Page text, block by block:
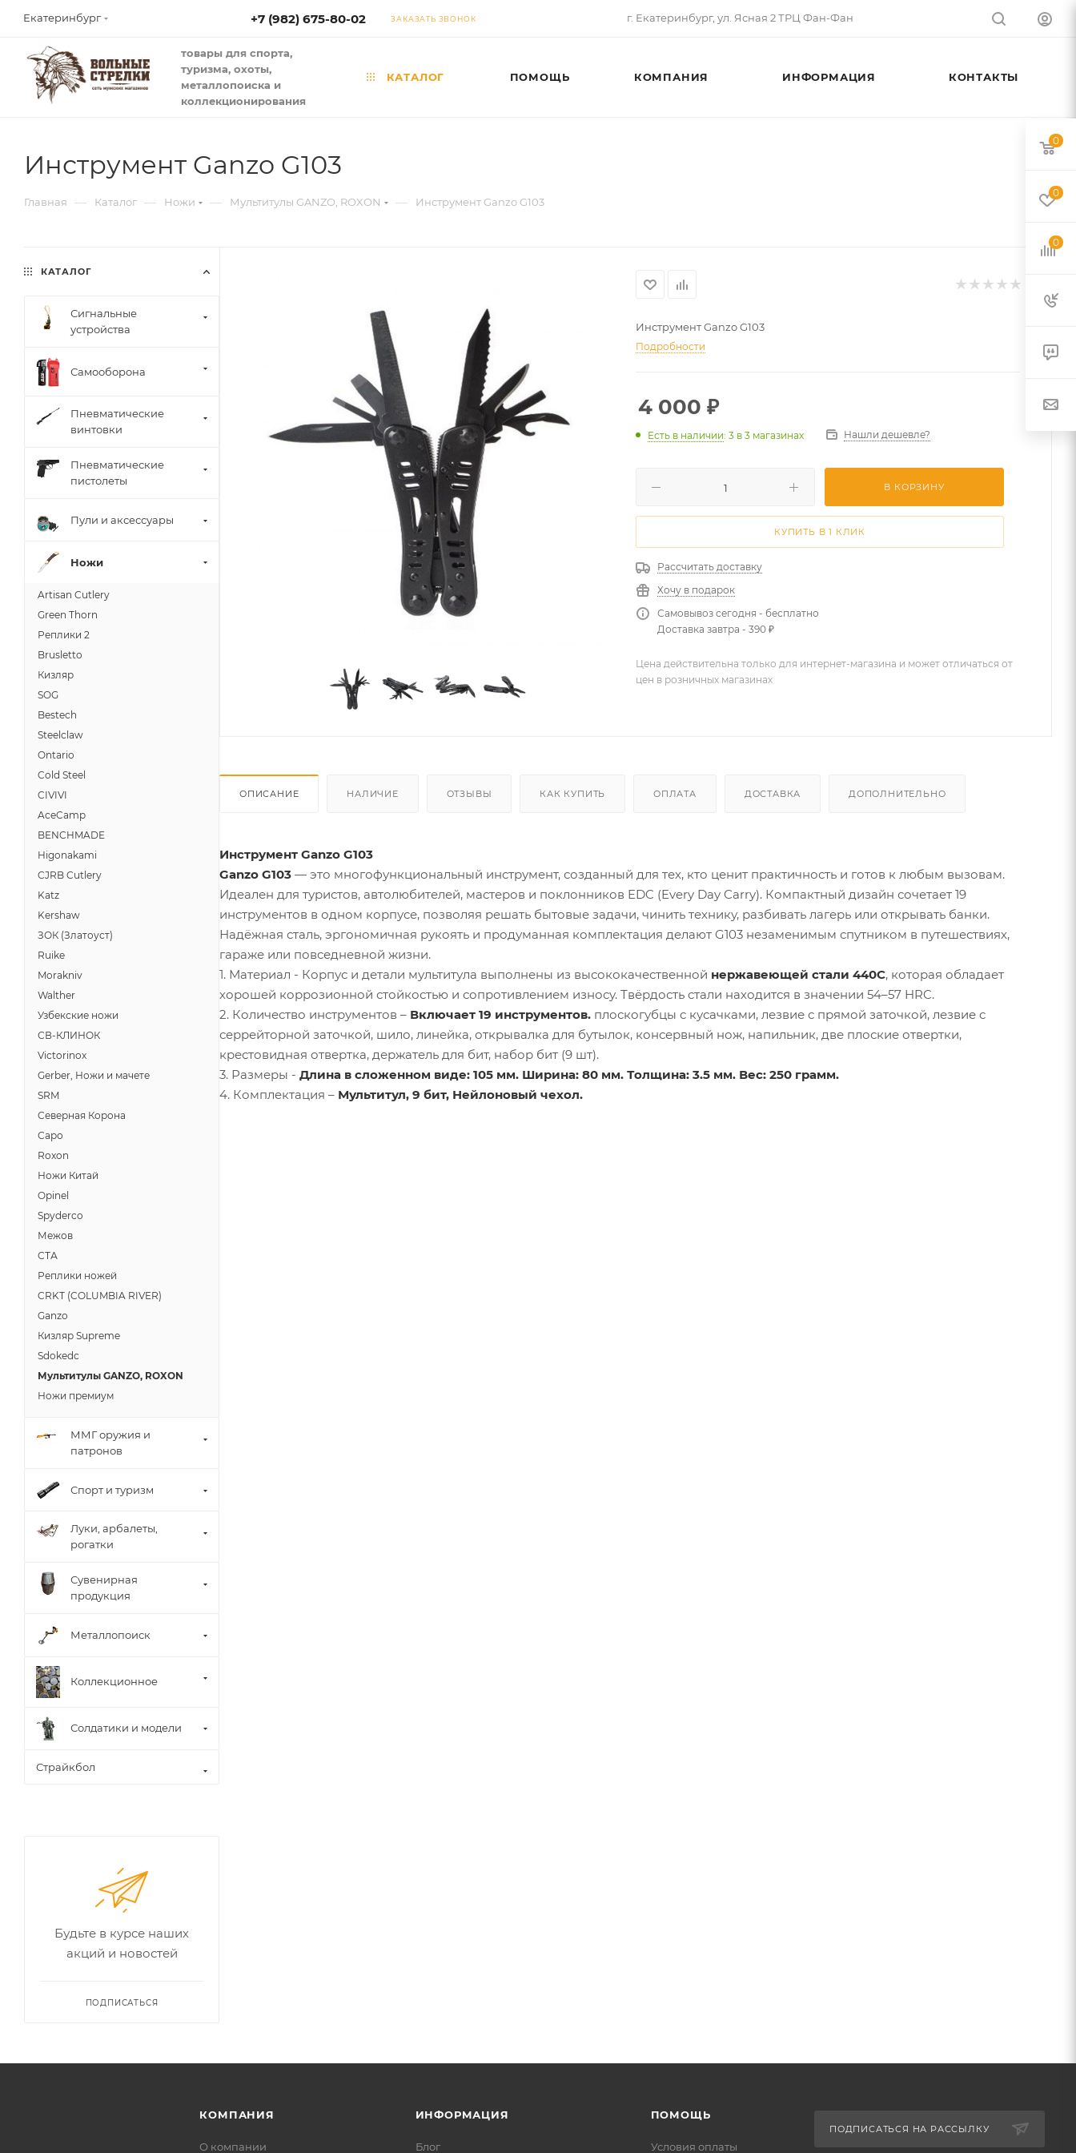
Екатеринбург +7 (982) 675-80-02 ЗАКАЗАТЬ ЗВОНОК г. Екатеринбург, ул. Ясная 2 ТРЦ Фан-Фан
товары для спорта,
туризма, охоты,
металлопоиска и
коллекционирования
КАТАЛОГ ПОМОЩЬ КОМПАНИЯ ИНФОРМАЦИЯ КОНТАКТЫ
Инструмент Ganzo G103
Главная — Каталог — Ножи — Мультитулы GANZO, ROXON — Инструмент Ganzo G103
Инструмент Ganzo G103
Подробности
4 000 ₽
Есть в наличии: 3 в 3 магазинах Нашли дешевле?
В КОРЗИНУ
КУПИТЬ В 1 КЛИК
Рассчитать доставку
Хочу в подарок
Самовывоз сегодня - бесплатно
Доставка завтра - 390 ₽
Цена действительна только для интернет-магазина и может отличаться от
цен в розничных магазинах
ОПИСАНИЕ НАЛИЧИЕ ОТЗЫВЫ КАК КУПИТЬ ОПЛАТА ДОСТАВКА ДОПОЛНИТЕЛЬНО
Инструмент Ganzo G103
Ganzo G103 — это многофункциональный инструмент, созданный для тех, кто ценит практичность и готов к любым вызовам.
Идеален для туристов, автолюбителей, мастеров и поклонников EDC (Every Day Carry). Компактный дизайн сочетает 19
инструментов в одном корпусе, позволяя решать бытовые задачи, чинить технику, разбивать лагерь или открывать банки.
Надёжная сталь, эргономичная рукоять и продуманная комплектация делают G103 незаменимым спутником в путешествиях,
гараже или повседневной жизни.
1. Материал - Корпус и детали мультитула выполнены из высококачественной нержавеющей стали 440C, которая обладает
хорошей коррозионной стойкостью и сопротивлением износу. Твёрдость стали находится в значении 54–57 HRC.
2. Количество инструментов – Включает 19 инструментов. плоскогубцы с кусачками, лезвие с прямой заточкой, лезвие с
серрейторной заточкой, шило, линейка, открывалка для бутылок, консервный нож, напильник, две плоские отвертки,
крестовидная отвертка, держатель для бит, набор бит (9 шт).
3. Размеры - Длина в сложенном виде: 105 мм. Ширина: 80 мм. Толщина: 3.5 мм. Вес: 250 грамм.
4. Комплектация – Мультитул, 9 бит, Нейлоновый чехол.
КАТАЛОГ
Сигнальные
устройства
Самооборона
Пневматические
винтовки
Пневматические
пистолеты
Пули и аксессуары
Ножи
Artisan Cutlery
Green Thorn
Реплики 2
Brusletto
Кизляр
SOG
Bestech
Steelclaw
Ontario
Cold Steel
CIVIVI
AceCamp
BENCHMADE
Higonakami
CJRB Cutlery
Katz
Kershaw
ЗОК (Златоуст)
Ruike
Morakniv
Walther
Узбекские ножи
СВ-КЛИНОК
Victorinox
Gerber, Ножи и мачете
SRM
Северная Корона
Саро
Roxon
Ножи Китай
Opinel
Spyderco
Межов
СТА
Реплики ножей
CRKT (COLUMBIA RIVER)
Ganzo
Кизляр Supreme
Sdokedc
Мультитулы GANZO, ROXON
Ножи премиум
ММГ оружия и
патронов
Спорт и туризм
Луки, арбалеты,
рогатки
Сувенирная
продукция
Металлопоиск
Коллекционное
Солдатики и модели
Страйкбол
Будьте в курсе наших
акций и новостей
ПОДПИСАТЬСЯ
КОМПАНИЯ
О компании
ИНФОРМАЦИЯ
Блог
ПОМОЩЬ
Условия оплаты
ПОДПИСАТЬСЯ НА РАССЫЛКУ
0
0
0